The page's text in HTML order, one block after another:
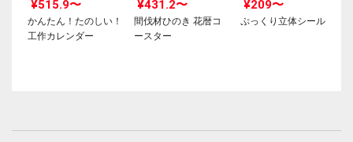
¥515.9〜
かんたん！たのしい！
工作カレンダー
¥431.2〜
間伐材ひのき 花暦コ
ースター
¥209〜
ぷっくり立体シール